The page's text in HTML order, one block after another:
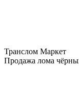
Транслом Маркет
Продажа лома